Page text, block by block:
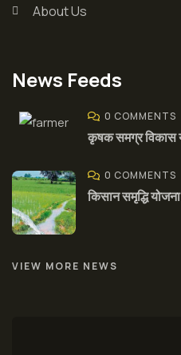
About Us
News Feeds
0 COMMENTS
कृषक समग्र विकास
0 COMMENTS
किसान समृद्धि
VIEW MORE NEWS